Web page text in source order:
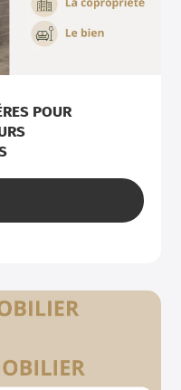
POUR